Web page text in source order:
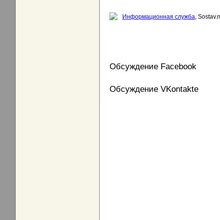
Информационная служба,
Обсуждение Facebook
Обсуждение VKontakte